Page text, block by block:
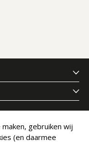
gebruiken wij
(en daarmee